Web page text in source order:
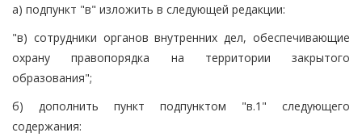
а) подпункт "в" изложить в следующей редакции:
"в) сотрудники органов внутренних дел, обеспечивающие
охрану правопорядка на территории закрытого
образования";
б) дополнить пункт подпунктом "в.1" следующего
содержания: